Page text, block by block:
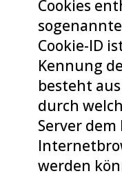
Cookies
Cookie-ID
Kennung
besteht
durch
Server
werden